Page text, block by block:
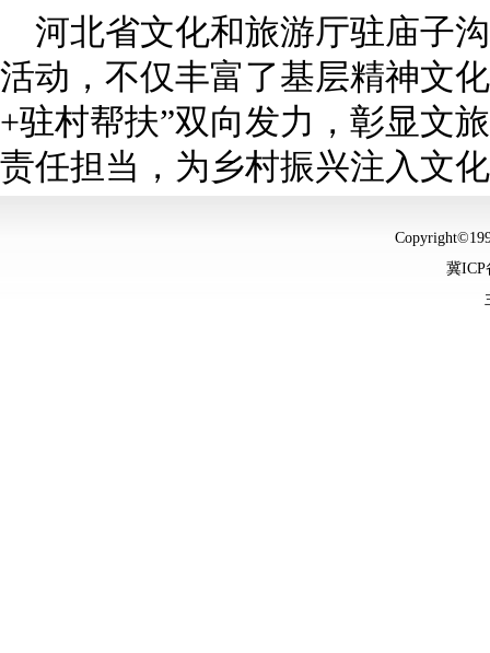
河北省文化和旅游厅驻庙子
活动，不仅丰富了基层精神文
+驻村帮扶”双向发力，彰显文
责任担当，为乡村振兴注入文
冀ICP